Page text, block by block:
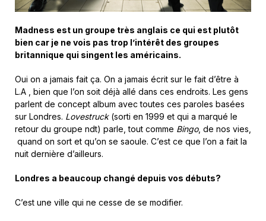
Madness est un groupe très anglais ce qui est plutôt
bien car je ne vois pas trop l’intérêt des groupes
britannique qui singent les américains.
Oui on a jamais fait ça. On a jamais écrit sur le fait d’être à
L.A , bien que l’on soit déjà allé dans ces endroits. Les gens
parlent de concept album avec toutes ces paroles basées
sur Londres. Lovestruck(sorti en 1999 et qui a marqué le
retour du groupe ndt) parle, tout comme Bingo, de nos vies,
quand on sort et qu’on se saoule. C’est ce que l’on a fait la
nuit dernière d’ailleurs.
Londres a beaucoup changé depuis vos débuts?
C’est une ville qui ne cesse de se modifier.